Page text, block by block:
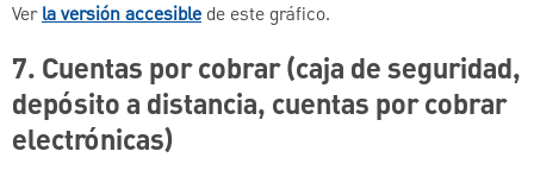
Verla versión accesible de este gráfico.
7.Cuentas por cobrar (caja de seguridad,
depósito a distancia, cuentas por cobrar
electrónicas)